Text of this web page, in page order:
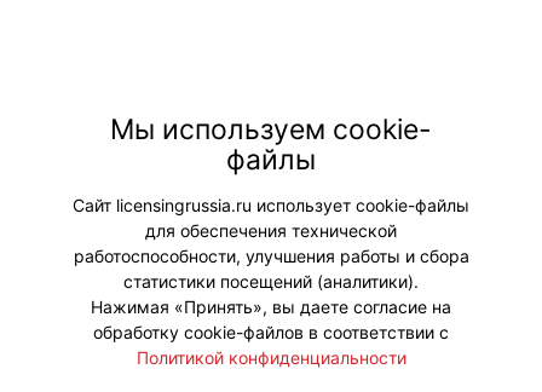
© "Вестник лицензионного рынка",
Мы используем cookie-
файлы
Сайт licensingrussia.ru использует cookie-файлы
для обеспечения технической
работоспособности, улучшения работы и сбора
статистики посещений (аналитики).
Нажимая «Принять», вы даете согласие на
обработку cookie-файлов в соответствии с
Политикой конфиденциальности